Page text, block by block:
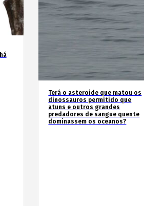
Terá o asteroide que matou os
dinossauros permitido que
atuns e outros grandes
predadores de sangue quente
dominassem os oceanos?